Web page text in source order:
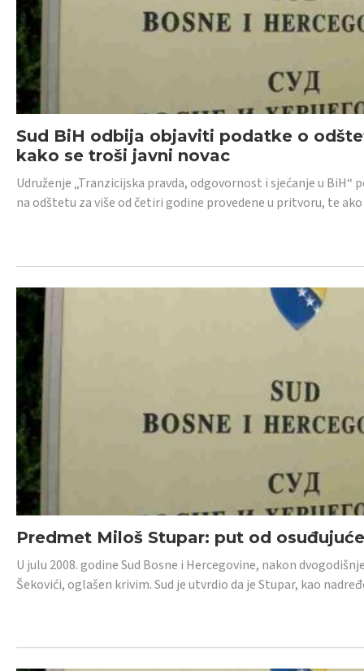
Sud BiH odbija objaviti podatke o
kako se troši javni novac
Udruženje „Tranzicijska pravda, odgovornost i sjećanje u
na odštetu za više od četiri godine provedene u pritvoru, te
Predmet Miloš Stupar: put od
U julu 2008. godine Sud Bosne i Hercegovine, nakon
Šekovići, oglašen krivim. Sud je utvrdio da je Stupar, kao